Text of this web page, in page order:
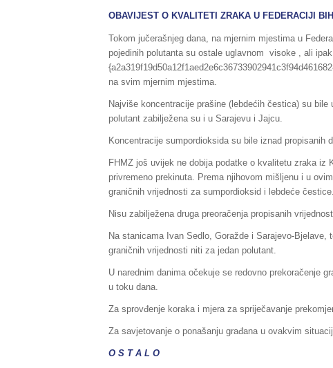
OBAVIJEST O KVALITETI ZRAKA U FEDERACIJI
Tokom jučerašnjeg dana, na mjernim mjestima u
pojedinih polutanta su ostale uglavnom visoke , ali
na svim mjernim mjestima.
Najviše koncentracije prašine (lebdećih čestica) su
polutant zabilježena su i u Sarajevu i Jajcu.
Koncentracije sumpordioksida su bile iznad propisanih
FHMZ još uvijek ne dobija podatke o kvalitetu zraka
privremeno prekinuta. Prema njihovom mišljenu i u
graničnih vrijednosti za sumpordioksid i lebdeće čestice.
Nisu zabilježena druga preoračenja propisanih
Na stanicama Ivan Sedlo, Goražde i Sarajevo-
graničnih vrijednosti niti za jedan polutant.
U narednim danima očekuje se redovno prekoračenje
u toku dana.
Za sprovđenje koraka i mjera za spriječavanje
Za savjetovanje o ponašanju građana u ovakvim
O S T A L O